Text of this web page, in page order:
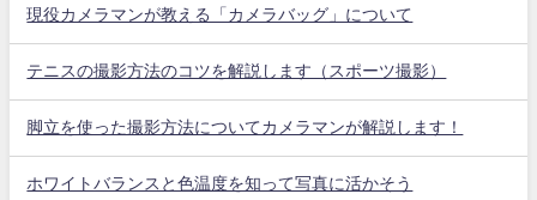
現役カメラマンが教える「カメラバッグ」について
テニスの撮影方法のコツを解説します（スポーツ撮影）
脚立を使った撮影方法についてカメラマンが解説します！
ホワイトバランスと色温度を知って写真に活かそう